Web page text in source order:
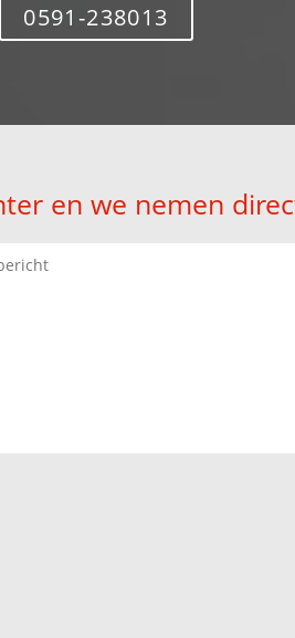
0591-238013
en we nemen